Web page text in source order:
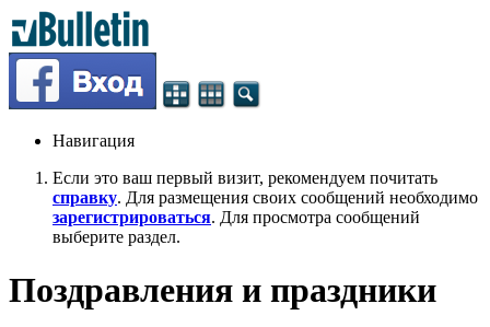
Навигация
Если это ваш первый визит, рекомендуем почитать
справку. Для размещения своих сообщений необходимо
зарегистрироваться. Для просмотра сообщений
выберите раздел.
Поздравления и праздники